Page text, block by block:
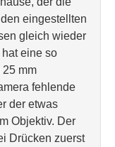
eingestellten
gleich wieder
eine so
mm
fehlende
der etwas
Objektiv. Der
Drücken zuerst